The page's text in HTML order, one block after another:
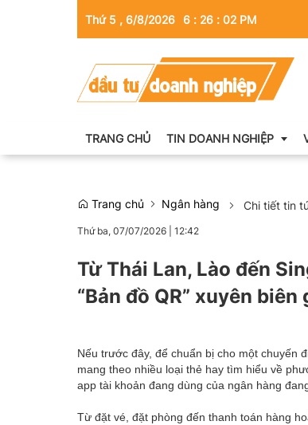
Thứ 5 , 6/8/2026 6 : 26 : 03 PM
TRANG CHỦ TIN DOANH NGHIỆP
Thông tin doanh nghiệp
Kinh tế tài chính
Emagazine
Trang chủ Ngân hàng Chi tiết tin
Thứ ba, 07/07/2026 12:42
Từ Thái Lan, Lào đến
“Bản đồ QR” xuyên biên
Nếu trước đây, để chuẩn bị cho một chuyến
mang theo nhiều loại thẻ hay tìm hiểu về
app tài khoản đang dùng của ngân hàng
Từ đặt vé, đặt phòng đến thanh toán hàng